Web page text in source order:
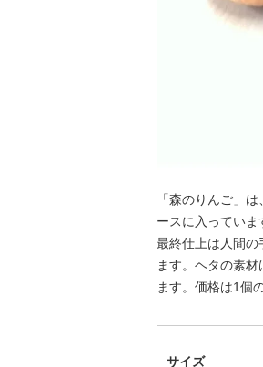
「森のりんご」
ースに入っていま
最終仕上は人間の
ます。ヘタの素
ます。価格は1個
サイズ